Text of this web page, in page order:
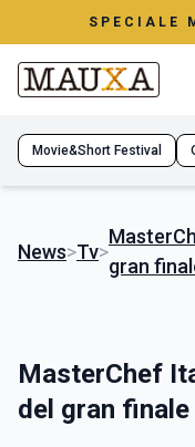
SPECIALE
Movie&Short Festival
News>Tv>
gran
MasterChef
del gran